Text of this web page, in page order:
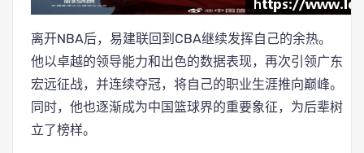
离开NBA后，易建联回到CBA继续发挥自己的余热。
他以卓越的领导能力和出色的数据表现，再次引领广东
宏远征战，并连续夺冠，将自己的职业生涯推向巅峰。
同时，他也逐渐成为中国篮球界的重要象征，为后辈树
立了榜样。